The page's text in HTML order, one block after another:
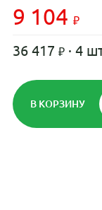
9 104
36 417 · 4
В КОРЗИНУ